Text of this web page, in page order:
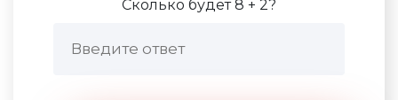
Сколько будет 8 + 2?